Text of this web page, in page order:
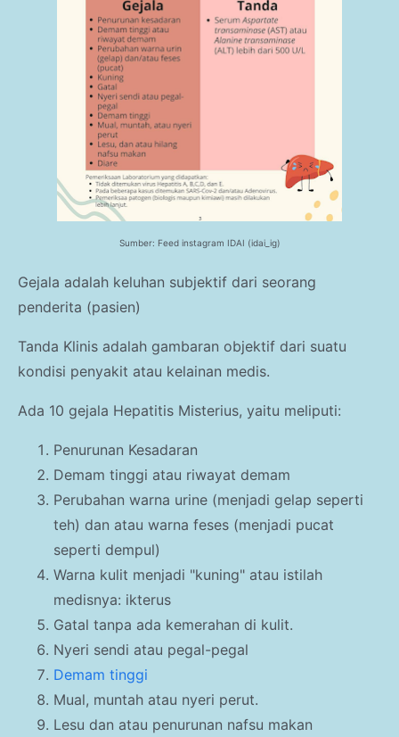
Sumber: Feed instagram IDAI (idai_ig)
Gejala adalah keluhan subjektif dari seorang
penderita (pasien)
Tanda Klinis adalah gambaran objektif dari suatu
kondisi penyakit atau kelainan medis.
Ada 10 gejala Hepatitis Misterius, yaitu meliputi:
Penurunan Kesadaran
Demam tinggi atau riwayat demam
Perubahan warna urine (menjadi gelap seperti
teh) dan atau warna feses (menjadi pucat
seperti dempul)
Warna kulit menjadi "kuning" atau istilah
medisnya: ikterus
Gatal tanpa ada kemerahan di kulit.
Nyeri sendi atau pegal-pegal
Demam tinggi
Mual, muntah atau nyeri perut.
Lesu dan atau penurunan nafsu makan